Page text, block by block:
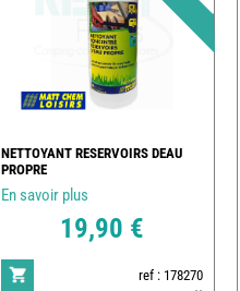
NETTOYANT RESERVOIRS DEAU
PROPRE
En savoir plus
19,90 €
ref : 178270